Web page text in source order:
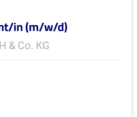
in (m/w/d)
& Co. KG